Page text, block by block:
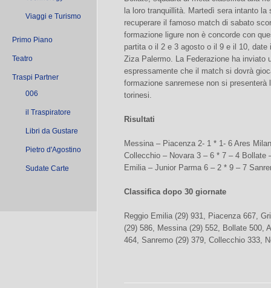
Viaggi e Turismo
Primo Piano
Teatro
Traspi Partner
006
il Traspiratore
Libri da Gustare
Pietro d'Agostino
Sudate Carte
la loro tranquillità. Martedì sera intanto la
recuperare il famoso match di sabato
formazione ligure non è concorde con
partita o il 2 e 3 agosto o il 9 e il 10,
Ziza Palermo. La Federazione ha inviato
espressamente che il match si dovrà
formazione sanremese non si
torinesi.
Risultati
Messina – Piacenza 2- 1 * 1- 6 Ares
Collecchio – Novara 3 – 6 * 7 – 4 Bollate
Emilia – Junior Parma 6 – 2 * 9 – 7
Classifica dopo 30 giornate
Reggio Emilia (29) 931, Piacenza 667,
(29) 586, Messina (29) 552, Bollate 500,
464, Sanremo (29) 379, Collecchio 333,